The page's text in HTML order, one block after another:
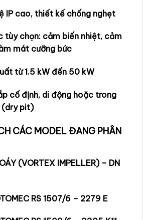
IP cao, thiết kế chống nghẹt
tùy chọn: cảm biến nhiệt, cảm
mát cưỡng bức
từ 1.5 kW đến 50 kW
cố định, di động hoặc trong
(dry pit)
CÁC MODEL ĐANG PHÂN
(VORTEX IMPELLER) – DN
RS 1507/6 – 2279 E